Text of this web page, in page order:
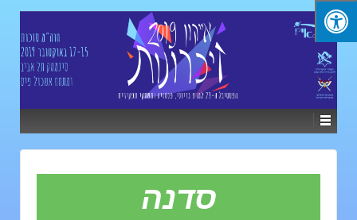
סדנה